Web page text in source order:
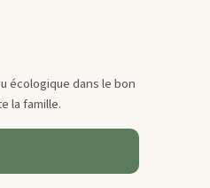
écologique dans le bon
la famille.